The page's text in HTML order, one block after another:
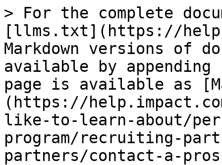
> For the complete
[llms.txt](https://
Markdown versions of
available by
page is available as
(https://
like-to-learn-about/
program/recruiting-
partners/contact-a-